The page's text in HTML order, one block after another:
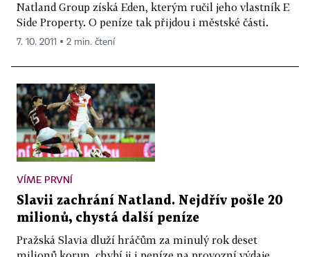
Natland Group získá Eden, kterým ručil jeho vlastník E
Side Property. O peníze tak přijdou i městské části.
7. 10. 2011 ▪ 2 min. čtení
VÍME PRVNÍ
Slavii zachrání Natland. Nejdřív pošle 20
milionů, chystá další peníze
Pražská Slavia dluží hráčům za minulý rok deset